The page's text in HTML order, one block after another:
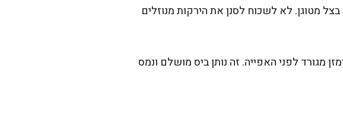
בצל מטוגן. לא לשכוח לסנן את הירקות מנוזלים
לפני האפייה. זה נותן ביס מושלם ונמס